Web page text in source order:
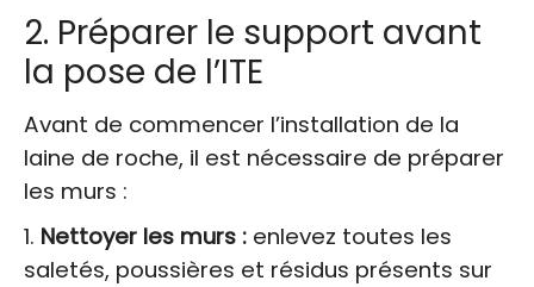
2. Préparer le support avant
la pose de l’ITE
Avant de commencer l’installation de la
laine de roche, il est nécessaire de préparer
les murs :
Nettoyer les murs : enlevez toutes les
saletés, poussières et résidus présents sur